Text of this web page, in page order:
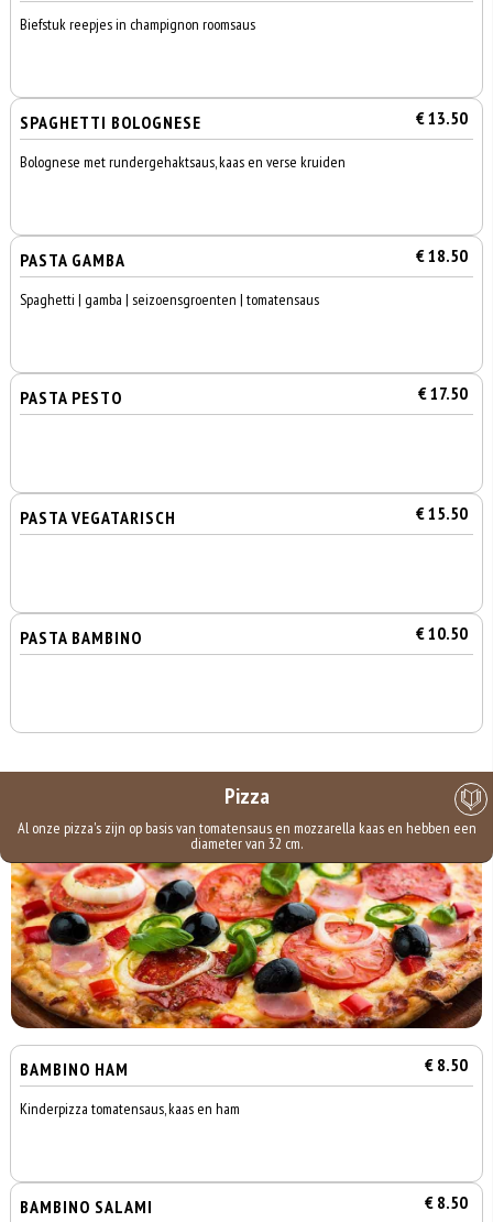
Biefstuk reepjes in champignon roomsaus
SPAGHETTI BOLOGNESE € 13.50
Bolognese met rundergehaktsaus, kaas en verse kruiden
PASTA GAMBA € 18.50
Spaghetti | gamba | seizoensgroenten | tomatensaus
PASTA PESTO € 17.50
PASTA VEGATARISCH € 15.50
PASTA BAMBINO € 10.50
Pizza
Al onze pizza's zijn op basis van tomatensaus en mozzarella kaas en hebben een
diameter van 32 cm.
BAMBINO HAM € 8.50
Kinderpizza tomatensaus, kaas en ham
BAMBINO SALAMI € 8.50